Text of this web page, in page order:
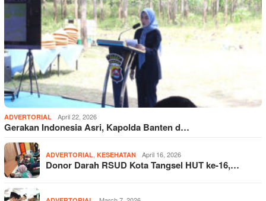
ADVERTORIAL April 22, 2026
Gerakan Indonesia Asri, Kapolda Banten d…
ADVERTORIAL KESEHATAN April 16, 2026
Donor Darah RSUD Kota Tangsel HUT ke-16,…